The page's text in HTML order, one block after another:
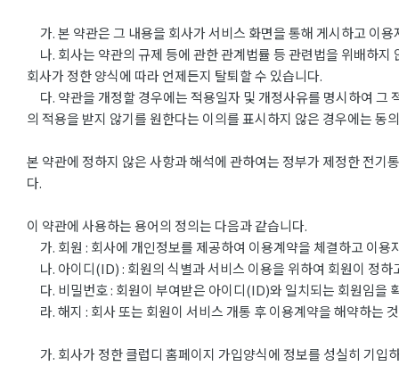
가. 본 약관은 그 내용을 회사가 서비스 화면을 통해 게시하고 이
나. 회사는 약관의 규제 등에 관한 관계법률 등 관련법을 위배하
회사가 정한 양식에 따라 언제든지 탈퇴할 수 있습니다.
다. 약관을 개정할 경우에는 적용일자 및 개정사유를 명시하여 그
의 적용을 받지 않기를 원한다는 이의를 표시하지 않은 경우에는
본 약관에 정하지 않은 사항과 해석에 관하여는 정부가 제정한 전
다.
이 약관에 사용하는 용어의 정의는 다음과 같습니다.
가. 회원 : 회사에 개인정보를 제공하여 이용계약을 체결하고 이
나. 아이디(ID) : 회원의 식별과 서비스 이용을 위하여 회원이 정
다. 비밀번호 : 회원이 부여받은 아이디(ID)와 일치되는 회원임을
라. 해지 : 회사 또는 회원이 서비스 개통 후 이용계약을 해약하는
가. 회사가 정한 클럽디 홈페이지 가입양식에 정보를 성실히 기입